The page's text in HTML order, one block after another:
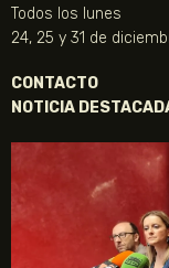
Todos los lunes
24, 25 y 31 de
CONTACTO
NOTICIA